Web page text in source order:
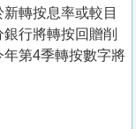
轉按息率或較目
行將轉按回贈削
第4季轉按數字將